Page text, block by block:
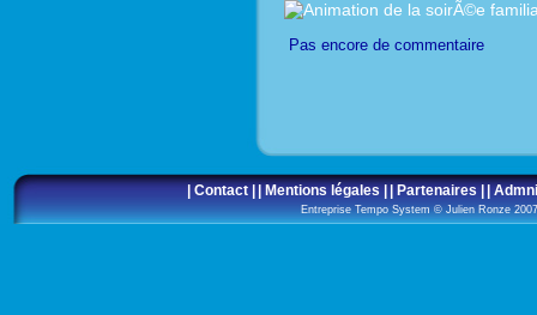
Pas encore de commentaire
| Contact | | Mentions légales | | Partenaires | |
Entreprise Tempo System © Julien Ronze